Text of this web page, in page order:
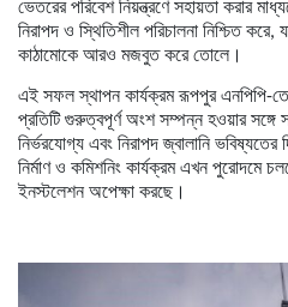
ভেতরের পরিবেশ নিয়ন্ত্রণে সহায়তা করার
নিরাপদ ও স্থিতিশীল পরিচালনা নিশ্চিত
কাঠামোকে আরও মজবুত করে তোলে।
এই সফল স্থাপন কার্যক্রম রূপপুর এনপিপি-
প্রতিটি গুরুত্বপূর্ণ অংশ সম্পন্ন হওয়ার সঙ্গে
নির্ভরযোগ্য এবং নিরাপদ জ্বালানি
নির্মাণ ও কমিশনিং কার্যক্রম এখন পুরোদমে
ইনস্টলেশন অপেক্ষা করছে।